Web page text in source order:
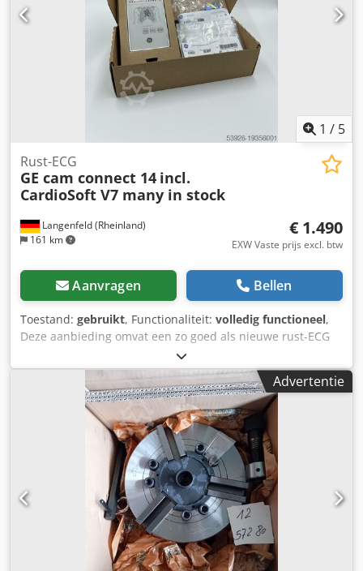
1 / 5
Langenfeld (Rheinland)
161 km
Rust-ECG
GE cam connect 14 incl.
CardioSoft V7 many in stock
€ 1.490
EXW Vaste prijs excl. btw
Aanvragen Bellen
Toestand: gebruikt, Functionaliteit: volledig functioneel,
Deze aanbieding omvat een zo goed als nieuwe rust-ECG
"GE CAM Connect 14" Te koop: Dcedpfx Adswr Anbeyok 1 x
GE CAM Connect 14 met de volgende kenmerken: Mobiele
rust-ECG 12 of 15 afleidingen Eenvoudig te integreren in
MUSE- en PACS-systemen Met automatische
aritmiedetectie DICOM-compatibel Staat: Deze aanbieding
geldt voor een gebruikt apparaat, dat mogelijk
gebruikssporen vertoont (kleine krasjes of vergeling). Het
apparaat is getest op functionaliteit. Verpakking en
verzending: U bent van harte welkom om het apparaat
tijdens onze openingstijden te bezichtigen. Maak hiervoor
een afspraak! Zeewaardige verpakking en wereldwijde
verzending zijn op aanvraag beschikbaar! Neem voor meer
informatie persoonlijk contact met ons op.
Advertentie